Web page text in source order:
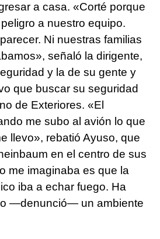
a casa. «Corté porque
a nuestro equipo.
Ni nuestras familias
señaló la dirigente,
y la de su gente y
que buscar su seguridad
de Exteriores. «El
me subo al avión lo que
llevo», rebatió Ayuso, que
en el centro de sus
me imaginaba es que la
iba a echar fuego. Ha
—denunció— un ambiente